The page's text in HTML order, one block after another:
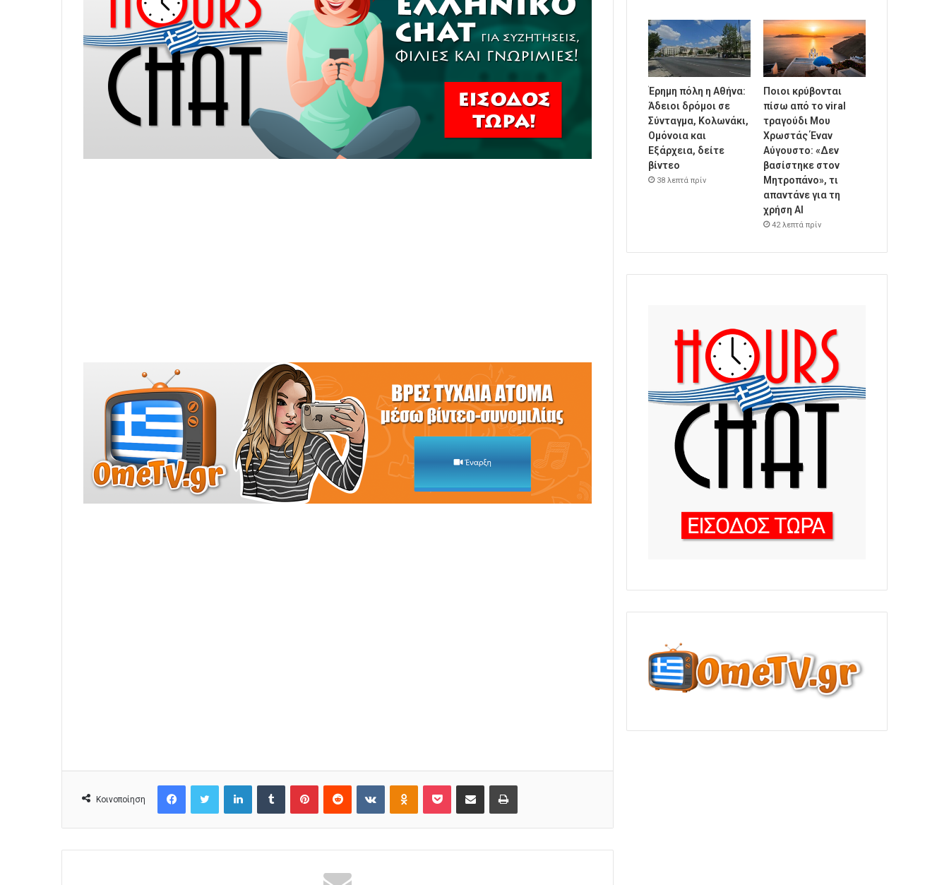
Κοινοποίηση
Έρημη πόλη η Αθήνα:
Άδειοι δρόμοι σε
Σύνταγμα, Κολωνάκι,
Ομόνοια και
Εξάρχεια, δείτε
βίντεο
38 λεπτά πρίν
Ποιοι κρύβονται
πίσω από το viral
τραγούδι Μου
Χρωστάς Έναν
Αύγουστο: «Δεν
βασίστηκε στον
Μητροπάνο», τι
απαντάνε για τη
χρήση AI
42 λεπτά πρίν